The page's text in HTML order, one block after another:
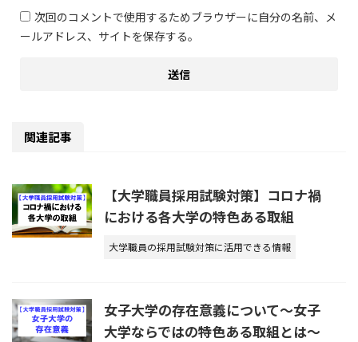
次回のコメントで使用するためブラウザーに自分の名前、メ
ールアドレス、サイトを保存する。
関連記事
【大学職員採用試験対策】コロナ禍
における各大学の特色ある取組
大学職員の採用試験対策に活用できる情報
女子大学の存在意義について～女子
大学ならではの特色ある取組とは～